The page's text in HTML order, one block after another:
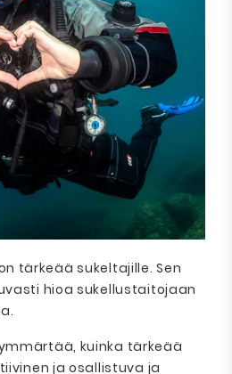
tärkeää sukeltajille. Sen
hioa sukellustaitojaan
kuinka tärkeää
ja osallistuva ja